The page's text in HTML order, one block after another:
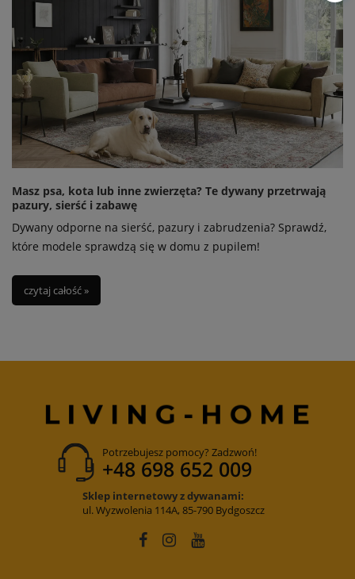
Masz psa, kota lub inne zwierzęta? Te dywany przetrwają
pazury, sierść i zabawę
Dywany odporne na sierść, pazury i zabrudzenia? Sprawdź,
które modele sprawdzą się w domu z pupilem!
czytaj całość »
Potrzebujesz pomocy? Zadzwoń!
+48 698 652 009
Sklep internetowy z dywanami:
ul. Wyzwolenia 114A, 85-790 Bydgoszcz